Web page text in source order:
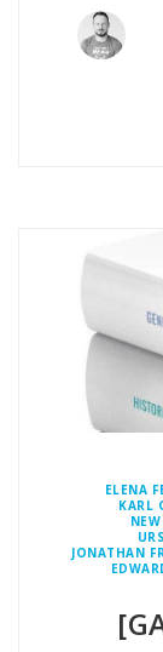
ELENA
KARL
JONATHAN